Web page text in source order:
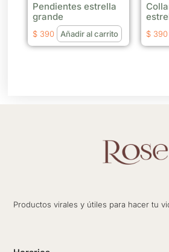
Pendientes estrella
grande
$ 390 Añadir al carrito $ 390
Productos virales y útiles para hacer tu